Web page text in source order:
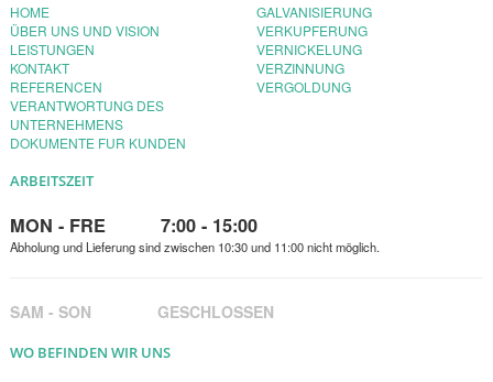
HOME
ÜBER UNS UND VISION
LEISTUNGEN
KONTAKT
REFERENCEN
VERANTWORTUNG DES
UNTERNEHMENS
DOKUMENTE FUR KUNDEN
GALVANISIERUNG
VERKUPFERUNG
VERNICKELUNG
VERZINNUNG
VERGOLDUNG
ARBEITSZEIT
MON - FRE 7:00 - 15:00
Abholung und Lieferung sind zwischen 10:30 und 11:00 nicht möglich.
SAM - SON GESCHLOSSEN
WO BEFINDEN WIR UNS